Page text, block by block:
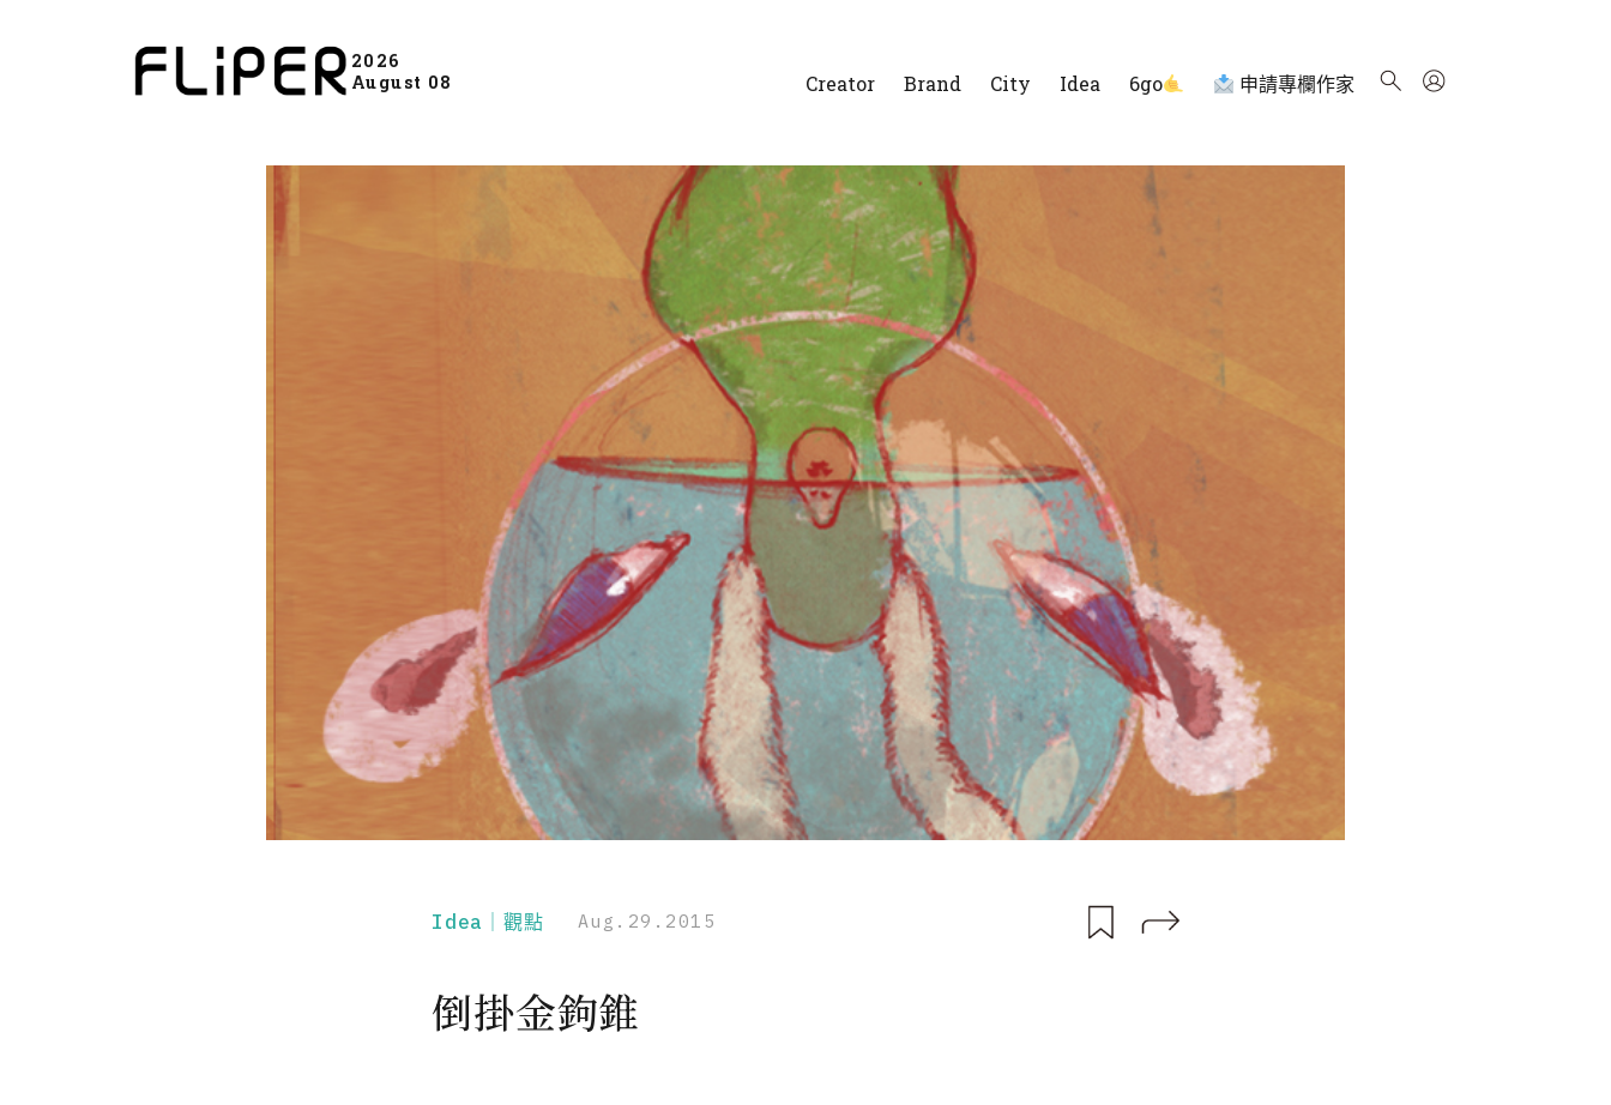
2026
August 08
Creator Brand City Idea 6go 申請專欄作家
Idea｜觀點 Aug.29.2015
倒掛金鉤錐